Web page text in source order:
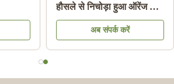
मशीन कूलिंग सिस्टम के साथ
अब संपर्क करें
मशीन